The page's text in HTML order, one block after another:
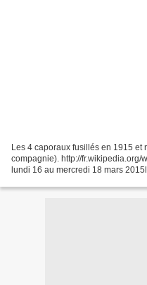
Les 4 caporaux fusillés en 1915 et
compagnie). http://
lundi 16 au mercredi 18 mars